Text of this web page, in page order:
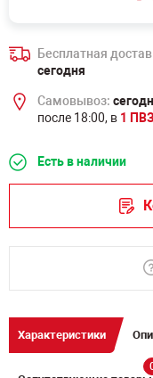
Бесплатная
сегодня
Самовывоз:
после 18:00, в 1 ПВЗ
Есть в наличии
Характеристики